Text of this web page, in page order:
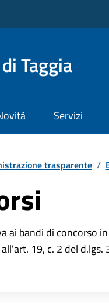
Taggia
Servizi
trasparente /
ai bandi di concorso
19, c. 2 del d.lgs.